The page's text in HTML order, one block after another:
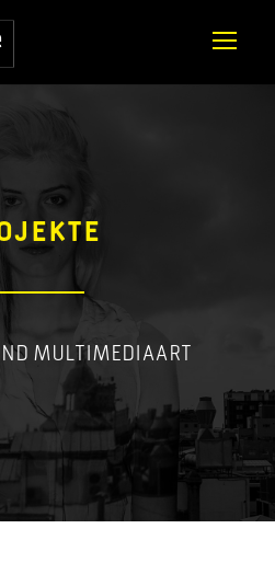
MULTIMEDIAART